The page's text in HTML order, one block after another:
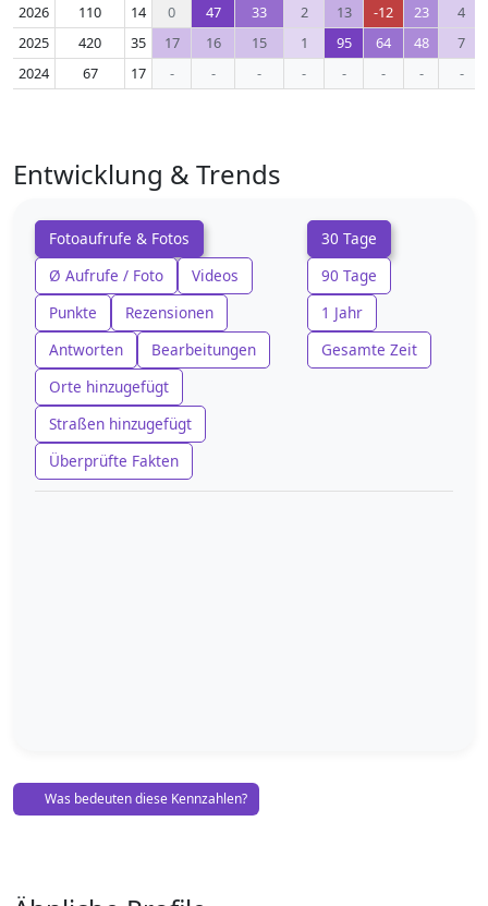
2026 110 14 0 47 33 2 13 -12 23
4
2025
420 35 17 16 15 1 95 64 48
7
2024
67 17 - - - - - - - -
Entwicklung & Trends
Fotoaufrufe & Fotos
Ø Aufrufe / Foto
Videos
Punkte
Rezensionen
Antworten
Bearbeitungen
Orte hinzugefügt
Straßen hinzugefügt
Überprüfte Fakten
30 Tage
90 Tage
1 Jahr
Gesamte Zeit
Was bedeuten diese Kennzahlen?